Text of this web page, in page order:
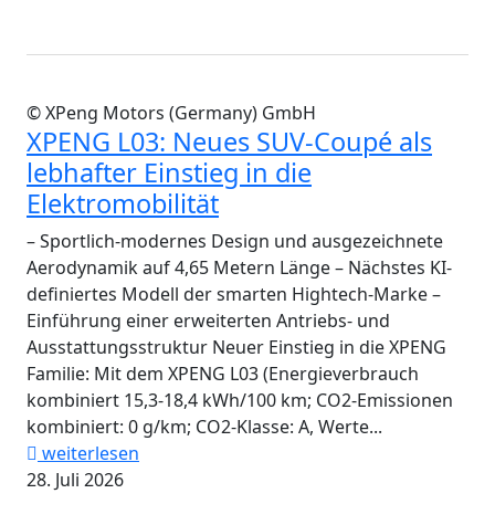
© XPeng Motors (Germany) GmbH
XPENG L03: Neues SUV-Coupé als
lebhafter Einstieg in die
Elektromobilität
– Sportlich-modernes Design und ausgezeichnete
Aerodynamik auf 4,65 Metern Länge – Nächstes KI-
definiertes Modell der smarten Hightech-Marke –
Einführung einer erweiterten Antriebs- und
Ausstattungsstruktur Neuer Einstieg in die XPENG
Familie: Mit dem XPENG L03 (Energieverbrauch
kombiniert 15,3-18,4 kWh/100 km; CO2-Emissionen
kombiniert: 0 g/km; CO2-Klasse: A, Werte...
weiterlesen
28. Juli 2026